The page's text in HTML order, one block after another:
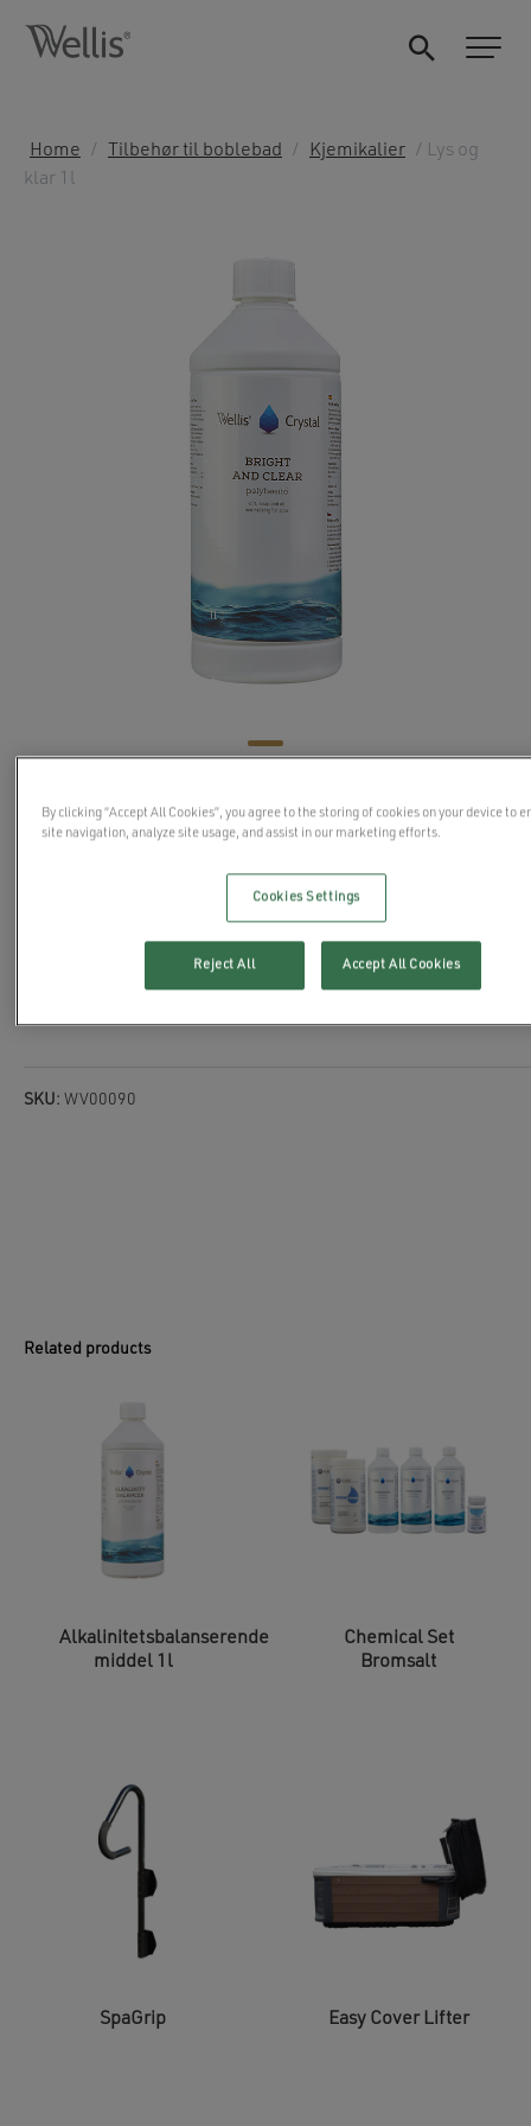
Home / Tilbehør til boblebad / Kjemikalier / Lys og
klar 1l
Lys og klar 1l
For nøytralisering av smuss, såpe og olje i alle spa.
Ved regelmessig tilsetting sikrer det krystallklart
SKU: WV00090
Related products
Alkalinitetsbalanserende
middel 1l
Chemical Set
Bromsalt
SpaGrip Easy Cover Lifter
By clicking “Accept All Cookies”, you agree to the storing of cookies on your device to
site navigation, analyze site usage, and assist in our marketing efforts.
Cookies Settings
Reject All Accept All Cookies